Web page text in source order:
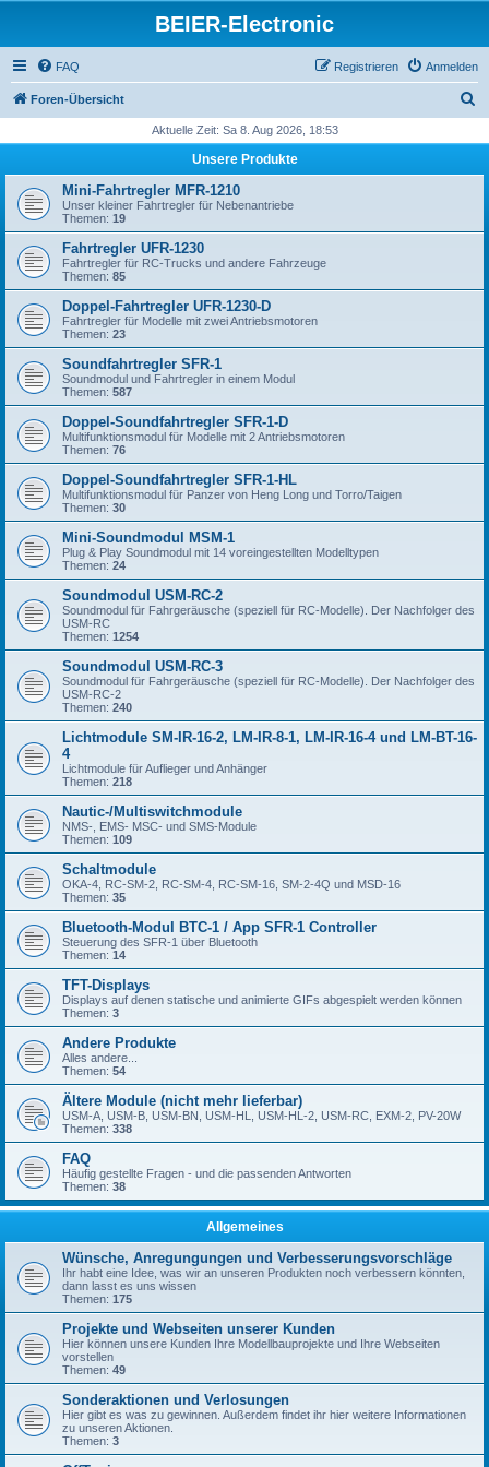
BEIER-Electronic
FAQ Anmelden
Registrieren
Foren-Übersicht
h
Aktuelle Zeit: Sa 8. Aug 2026, 18:53
Unsere Produkte
Mini-Fahrtregler MFR-1210
Unser kleiner Fahrtregler für Nebenantriebe
Themen: 19
Fahrtregler UFR-1230
Fahrtregler für RC-Trucks und andere Fahrzeuge
Themen: 85
Doppel-Fahrtregler UFR-1230-D
Fahrtregler für Modelle mit zwei Antriebsmotoren
Themen: 23
Soundfahrtregler SFR-1
Soundmodul und Fahrtregler in einem Modul
Themen: 587
Doppel-Soundfahrtregler SFR-1-D
Multifunktionsmodul für Modelle mit 2 Antriebsmotoren
Themen: 76
Doppel-Soundfahrtregler SFR-1-HL
Multifunktionsmodul für Panzer von Heng Long und Torro/Taigen
Themen: 30
Mini-Soundmodul MSM-1
Plug & Play Soundmodul mit 14 voreingestellten Modelltypen
Themen: 24
Soundmodul USM-RC-2
Soundmodul für Fahrgeräusche (speziell für RC-Modelle). Der Nachfolger des
USM-RC
Themen: 1254
Soundmodul USM-RC-3
Soundmodul für Fahrgeräusche (speziell für RC-Modelle). Der Nachfolger des
USM-RC-2
Themen: 240
Lichtmodule SM-IR-16-2, LM-IR-8-1, LM-IR-16-4 und LM-BT-16-
4
Lichtmodule für Auflieger und Anhänger
Themen: 218
Nautic-/Multiswitchmodule
NMS-, EMS- MSC- und SMS-Module
Themen: 109
Schaltmodule
OKA-4, RC-SM-2, RC-SM-4, RC-SM-16, SM-2-4Q und MSD-16
Themen: 35
Bluetooth-Modul BTC-1 / App SFR-1 Controller
Steuerung des SFR-1 über Bluetooth
Themen: 14
TFT-Displays
Displays auf denen statische und animierte GIFs abgespielt werden können
Themen: 3
Andere Produkte
Alles andere...
Themen: 54
Ältere Module (nicht mehr lieferbar)
USM-A, USM-B, USM-BN, USM-HL, USM-HL-2, USM-RC, EXM-2, PV-20W
Themen: 338
FAQ
Häufig gestellte Fragen - und die passenden Antworten
Themen: 38
Allgemeines
Wünsche, Anregungungen und Verbesserungsvorschläge
Ihr habt eine Idee, was wir an unseren Produkten noch verbessern könnten,
dann lasst es uns wissen
Themen: 175
Projekte und Webseiten unserer Kunden
Hier können unsere Kunden Ihre Modellbauprojekte und Ihre Webseiten
vorstellen
Themen: 49
Sonderaktionen und Verlosungen
Hier gibt es was zu gewinnen. Außerdem findet ihr hier weitere Informationen
zu unseren Aktionen.
Themen: 3